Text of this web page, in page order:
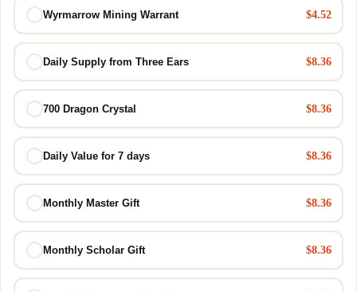
Wyrmarrow Mining Warrant $4.52
Daily Supply from Three Ears $8.36
700 Dragon Crystal $8.36
Daily Value for 7 days $8.36
Monthly Master Gift $8.36
Monthly Scholar Gift $8.36